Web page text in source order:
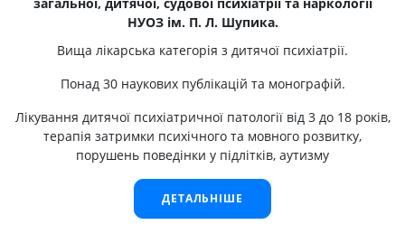
загальної, дитячої, судової психіатрії та наркології
НУОЗ ім. П. Л. Шупика.
Вища лікарська категорія з дитячої психіатрії.
Понад 30 наукових публікацій та монографій.
Лікування дитячої психіатричної патології від 3 до 18 років,
терапія затримки психічного та мовного розвитку,
порушень поведінки у підлітків, аутизму
ДЕТАЛЬНІШЕ